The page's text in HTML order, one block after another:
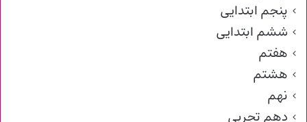
پنجم ابتدایی
ششم ابتدایی
هفتم
هشتم
نهم
دهم تجربی